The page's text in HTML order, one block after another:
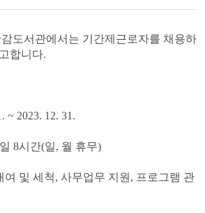
도서관에서는 기간제근로자를 채용하
합니다.
~ 2023. 12. 31.
8시간(일, 월 휴무)
여 및 세척, 사무업무 지원, 프로그램 관